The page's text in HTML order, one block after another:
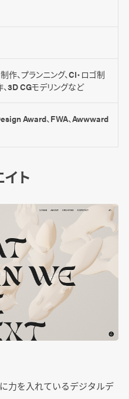
作、プランニング、CI・ロゴ制
、3D CGモデリングなど
Award、FWA、Awwward
ト
力を入れているデジタルデ